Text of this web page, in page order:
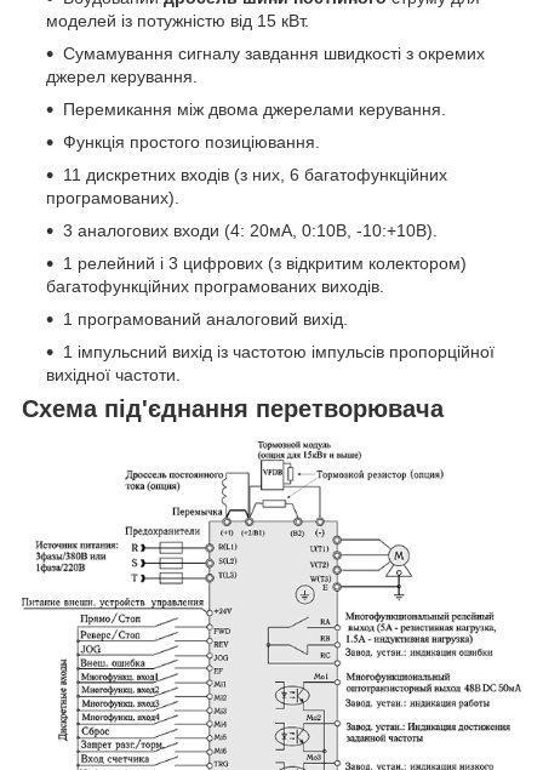
моделей із потужністю від 15 кВт.
Сумамування сигналу завдання швидкості з окремих
джерел керування.
Перемикання між двома джерелами керування.
Функція простого позиціювання.
11 дискретних входів (з них, 6 багатофункційних
програмованих).
3 аналогових входи (4: 20мА, 0:10В, -10:+10В).
1 релейний і 3 цифрових (з відкритим колектором)
багатофункційних програмованих виходів.
1 програмований аналоговий вихід.
1 імпульсний вихід із частотою імпульсів пропорційної
вихідної частоти.
Схема під'єднання перетворювача